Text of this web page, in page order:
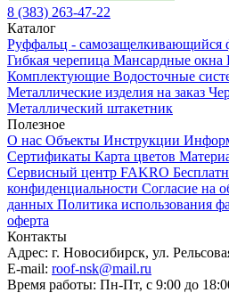
8 (383) 263-47-22
Каталог
Руффальц - самозащелкивающийся
Гибкая черепица Мансардные окна
Комплектующие Водосточные
Металлические изделия на заказ
Металлический штакетник
Полезное
О нас Объекты Инструкции
Сертификаты Карта цветов
Сервисный центр FAKRO
конфиденциальности Согласие на
данных Политика использования
оферта
Контакты
Адрес: г. Новосибирск, ул.
E-mail: roof-nsk@mail.ru
Время работы: Пн-Пт, с 9:00 до